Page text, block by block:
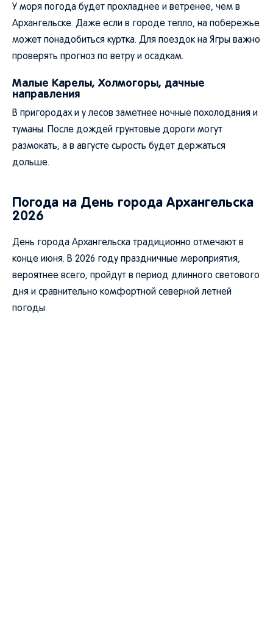
У моря погода будет прохладнее и ветренее, чем в
Архангельске. Даже если в городе тепло, на побережье
может понадобиться куртка. Для поездок на Ягры важно
проверять прогноз по ветру и осадкам.
Малые Карелы, Холмогоры, дачные
направления
В пригородах и у лесов заметнее ночные похолодания и
туманы. После дождей грунтовые дороги могут
размокать, а в августе сырость будет держаться
дольше.
Погода на День города Архангельска
2026
День города Архангельска традиционно отмечают в
конце июня. В 2026 году праздничные мероприятия,
вероятнее всего, пройдут в период длинного светового
дня и сравнительно комфортной северной летней
погоды.